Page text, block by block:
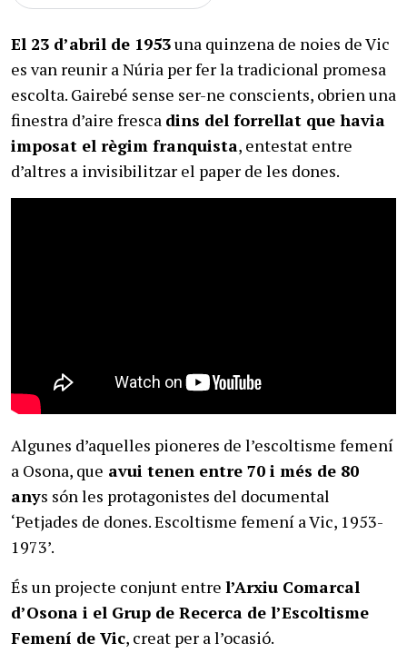
El 23 d’abril de 1953una quinzena de noies de Vic
es van reunir a Núria per fer la tradicional promesa
escolta. Gairebé sense ser-ne conscients, obrien una
finestra d’aire fresca dins del forrellat que havia
imposat el règim franquista, entestat entre
d’altres a invisibilitzar el paper de les dones.
Algunes d’aquelles pioneres de l’escoltisme femení
a Osona, que avui tenen entre 70 i més de 80
anys són les protagonistes del documental
‘Petjades de dones. Escoltisme femení a Vic, 1953-
1973’.
És un projecte conjunt entre l’Arxiu Comarcal
d’Osona i el Grup de Recerca de l’Escoltisme
Femení de Vic, creat per a l’ocasió.